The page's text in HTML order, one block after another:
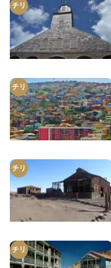
チリ
チリ
チリ
チリ